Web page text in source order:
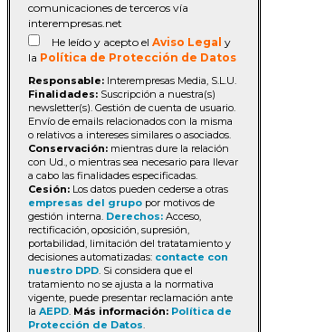
comunicaciones de terceros vía
interempresas.net
He leído y acepto el Aviso Legal y
la Política de Protección de Datos
Responsable: Interempresas Media, S.L.U.
Finalidades: Suscripción a nuestra(s)
newsletter(s). Gestión de cuenta de usuario.
Envío de emails relacionados con la misma
o relativos a intereses similares o asociados.
Conservación: mientras dure la relación
con Ud., o mientras sea necesario para llevar
a cabo las finalidades especificadas.
Cesión: Los datos pueden cederse a otras
empresas del grupo por motivos de
gestión interna. Derechos: Acceso,
rectificación, oposición, supresión,
portabilidad, limitación del tratatamiento y
decisiones automatizadas: contacte con
nuestro DPD. Si considera que el
tratamiento no se ajusta a la normativa
vigente, puede presentar reclamación ante
la AEPD. Más información: Política de
Protección de Datos.